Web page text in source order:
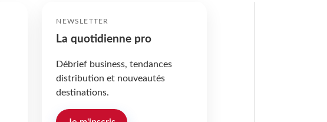
NEWSLETTER
La quotidienne pro
Débrief business, tendances
distribution et nouveautés
destinations.